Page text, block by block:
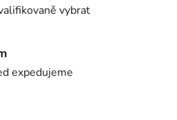
vybrat
expedujeme